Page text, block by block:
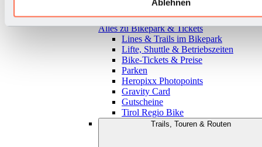
Ablehnen
Zurück
Alles zu Bikepark & Tickets
Lines & Trails im Bikepark
Lifte, Shuttle & Betriebszeiten
Bike-Tickets & Preise
Parken
Heropixx Photopoints
Gravity Card
Gutscheine
Tirol Regio Bike
Trails, Touren & Routen